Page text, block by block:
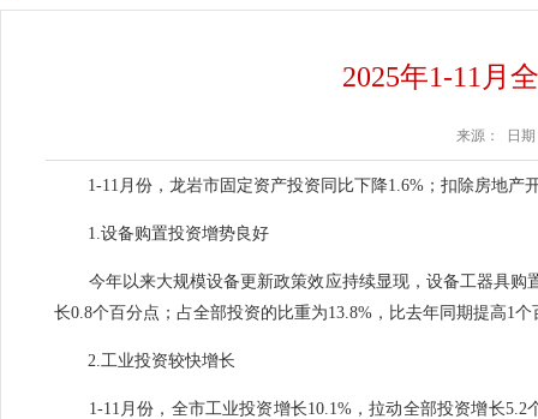
2025年1-11月
来源： 日期
1-11 月份，龙岩市固定资产投资同比下降1.6% ；扣除房地产
1.设备购置投资增势良好
今年以来大规模设备更新政策效应持续显现，设备工器具购
长0.8个百分点；占全部投资的比重为13.8% ，比去年同期提高1个
2.工业投资较快增长
1-11 月份，全市工业投资增长10.1%，拉动全部投资增长5.2